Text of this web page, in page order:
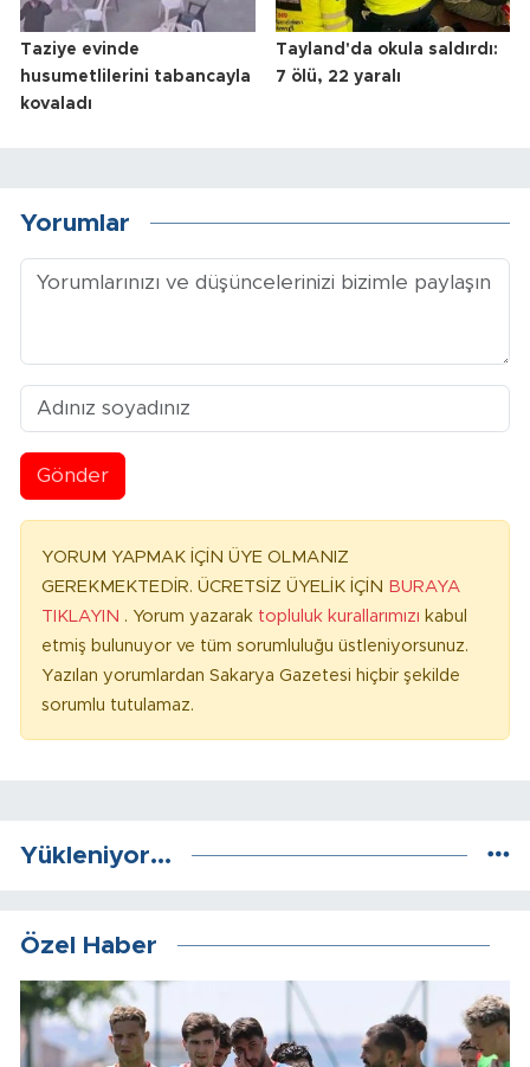
Taziye evinde
husumetlilerini tabancayla
kovaladı
Tayland'da okula saldırdı:
7 ölü, 22 yaralı
Yorumlar
Gönder
YORUM YAPMAK İÇİN ÜYE OLMANIZ
GEREKMEKTEDİR. ÜCRETSİZ ÜYELİK İÇİN BURAYA
TIKLAYIN . Yorum yazarak topluluk kurallarımızı kabul
etmiş bulunuyor ve tüm sorumluluğu üstleniyorsunuz.
Yazılan yorumlardan Sakarya Gazetesi hiçbir şekilde
sorumlu tutulamaz.
Yükleniyor...
Özel Haber